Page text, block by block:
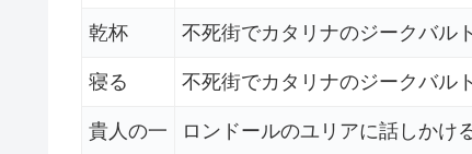
乾杯 不死街でカタリナのジークバル
寝る 不死街でカタリナのジークバル
貴人の一
ロンドールのユリアに話しかけ